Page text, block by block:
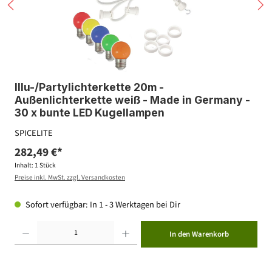
Illu-/Partylichterkette 20m -
Außenlichterkette weiß - Made in Germany -
30 x bunte LED Kugellampen
SPICELITE
282,49 €*
Inhalt: 1 Stück
Preise inkl. MwSt. zzgl. Versandkosten
Sofort verfügbar: In 1 - 3 Werktagen bei Dir
In den Warenkorb